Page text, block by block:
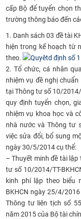
ĐÀO TẠO
ĐẢM BẢO CHẤT
KHOA HỌC
HTQT
CỰU NGƯỜI HỌC
cấp Bộ để tuyển chọn
trường thông báo đến
1. Danh sách 03 đề tài
hiện trong kế hoạch từ
theo.
2. Tổ chức, cá nhân
nhiệm vụ đề nghị
tại Thông tư số 10/
quy định tuyển chọn,
nhiệm vụ khoa học và
nhà nước và Thông tư
việc sửa đổi, bổ sung
ngày 30/5/2014 cụ thể:
– Thuyết minh đề tài lập
tư số 10/2014/TT-
kinh phí lập theo biểu
BKHCN ngày 25/4/
Thông tư liên tịch số
năm 2015 của Bộ tài